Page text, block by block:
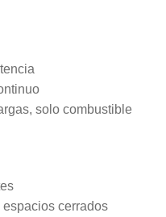
solo combustible
cerrados